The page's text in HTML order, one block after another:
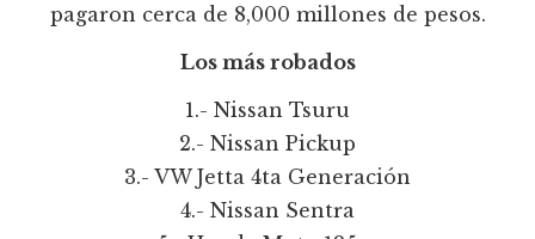
pagaron cerca de 8,000 millones de pesos.
Los más robados
1.- Nissan Tsuru
2.- Nissan Pickup
3.- VW Jetta 4ta Generación
4.- Nissan Sentra